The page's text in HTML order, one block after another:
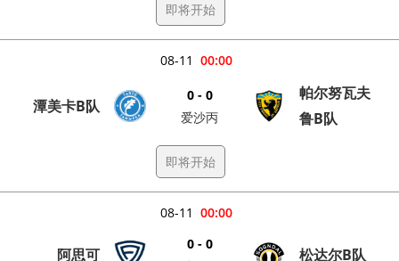
即将开始
00:00
08-11
潭美卡B队
0 - 0
爱沙丙
帕尔努瓦夫
鲁B队
即将开始
00:00
08-11
阿思可
0 - 0
松达尔B队